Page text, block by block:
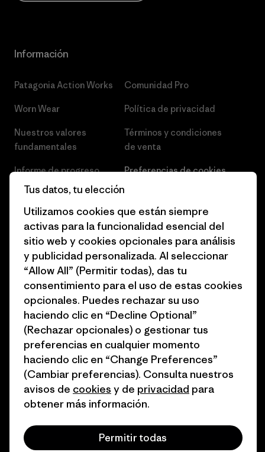
Información
Patagonia Action Works
Worn Wear
Nuestros valores
fundamentales
Informe de progreso
Business Unusual
Objetivos climáticos
1% for the Planet
Cómo financiamos
Tarjetas regalo
Encuentra una tienda
Comunidad Pro
Política de privacidad
Términos y condiciones
de venta
Preferencias de cookies
Empleo
Prensa
Programa para profesionales
del sector
Programa de afiliados
Mapa del sitio Patagonia
España
© 2026 Patagonia, Inc. Todos los derechos reservados.
español
Tus datos, tu elección
Utilizamos cookies que están siempre
activas para la funcionalidad esencial del
sitio web y cookies opcionales para análisis
y publicidad personalizada. Al seleccionar
“Allow All” (Permitir todas), das tu
consentimiento para el uso de estas cookies
opcionales. Puedes rechazar su uso
haciendo clic en “Decline Optional”
(Rechazar opcionales) o gestionar tus
preferencias en cualquier momento
haciendo clic en “Change Preferences”
(Cambiar preferencias). Consulta nuestros
avisos de cookies y de privacidad para
obtener más información.
Permitir todas